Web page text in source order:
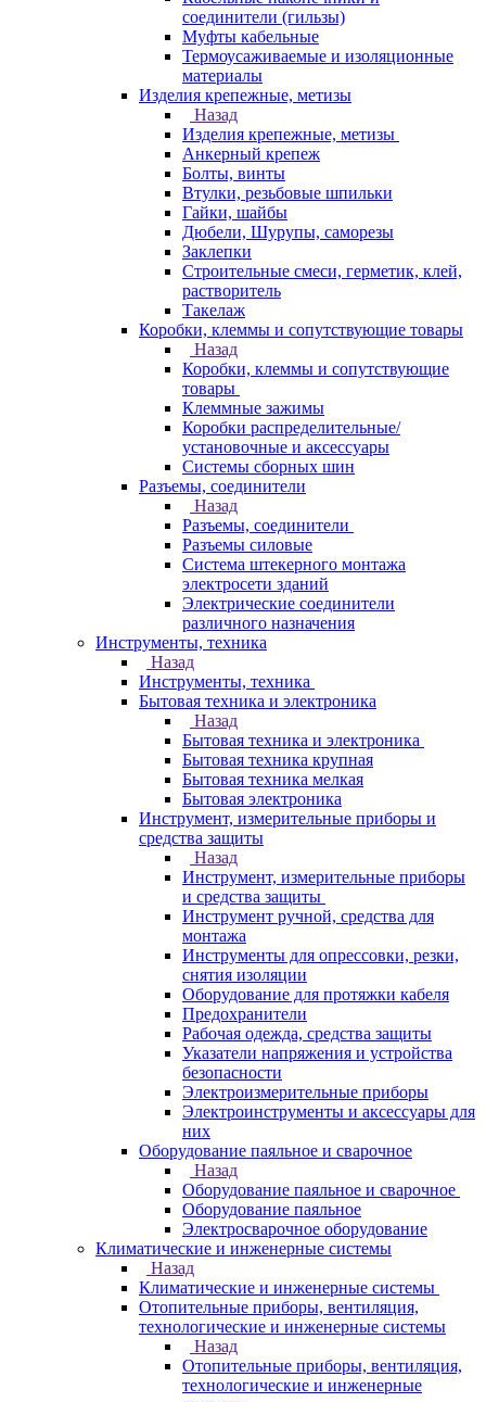
соединители (гильзы)
Муфты кабельные
Термоусаживаемые и изоляционные
материалы
Изделия крепежные, метизы
Назад
Изделия крепежные, метизы
Анкерный крепеж
Болты, винты
Втулки, резьбовые шпильки
Гайки, шайбы
Дюбели, Шурупы, саморезы
Заклепки
Строительные смеси, герметик, клей,
растворитель
Такелаж
Коробки, клеммы и сопутствующие товары
Назад
Коробки, клеммы и сопутствующие
товары
Клеммные зажимы
Коробки распределительные/
установочные и аксессуары
Системы сборных шин
Разъемы, соединители
Назад
Разъемы, соединители
Разъемы силовые
Система штекерного монтажа
электросети зданий
Электрические соединители
различного назначения
Инструменты, техника
Назад
Инструменты, техника
Бытовая техника и электроника
Назад
Бытовая техника и электроника
Бытовая техника крупная
Бытовая техника мелкая
Бытовая электроника
Инструмент, измерительные приборы и
средства защиты
Назад
Инструмент, измерительные приборы
и средства защиты
Инструмент ручной, средства для
монтажа
Инструменты для опрессовки, резки,
снятия изоляции
Оборудование для протяжки кабеля
Предохранители
Рабочая одежда, средства защиты
Указатели напряжения и устройства
безопасности
Электроизмерительные приборы
Электроинструменты и аксессуары для
них
Оборудование паяльное и сварочное
Назад
Оборудование паяльное и сварочное
Оборудование паяльное
Электросварочное оборудование
Климатические и инженерные системы
Назад
Климатические и инженерные системы
Отопительные приборы, вентиляция,
технологические и инженерные системы
Назад
Отопительные приборы, вентиляция,
технологические и инженерные